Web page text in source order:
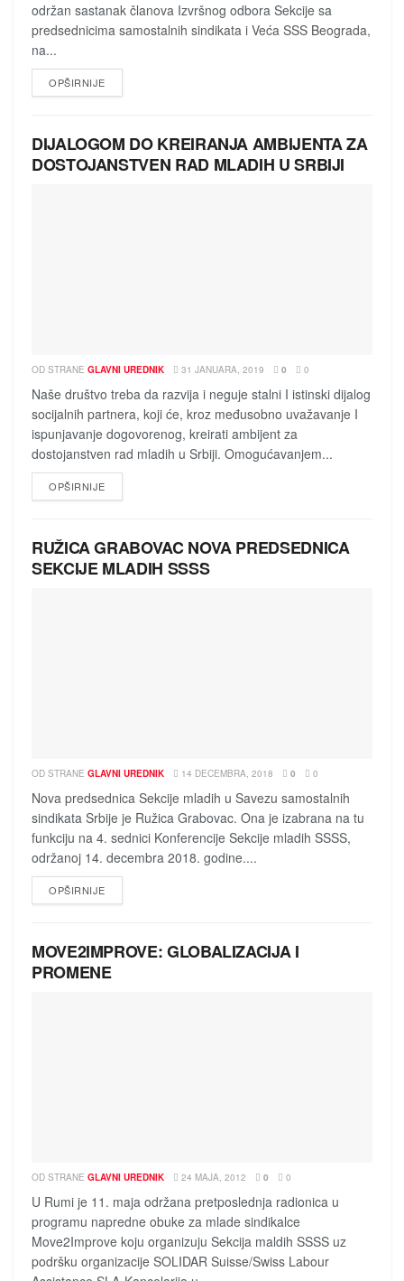
održan sastanak članova Izvršnog odbora Sekcije sa
predsednicima samostalnih sindikata i Veća SSS Beograda,
na...
OPŠIRNIJEDETAILS
DIJALOGOM DO KREIRANJA AMBIJENTA ZA
DOSTOJANSTVEN RAD MLADIH U SRBIJI
OD STRANE GLAVNI UREDNIK 31 JANUARA, 2019 0 0
Naše društvo treba da razvija i neguje stalni I istinski dijalog
socijalnih partnera, koji će, kroz međusobno uvažavanje I
ispunjavanje dogovorenog, kreirati ambijent za
dostojanstven rad mladih u Srbiji. Omogućavanjem...
OPŠIRNIJEDETAILS
RUŽICA GRABOVAC NOVA PREDSEDNICA
SEKCIJE MLADIH SSSS
OD STRANE GLAVNI UREDNIK 14 DECEMBRA, 2018 0 0
Nova predsednica Sekcije mladih u Savezu samostalnih
sindikata Srbije je Ružica Grabovac. Ona je izabrana na tu
funkciju na 4. sednici Konferencije Sekcije mladih SSSS,
održanoj 14. decembra 2018. godine....
OPŠIRNIJEDETAILS
MOVE2IMPROVE: GLOBALIZACIJA I
PROMENE
OD STRANE GLAVNI UREDNIK 24 MAJA, 2012 0 0
U Rumi je 11. maja održana pretposlednja radionica u
programu napredne obuke za mlade sindikalce
Move2Improve koju organizuju Sekcija maldih SSSS uz
podršku organizacije SOLIDAR Suisse/Swiss Labour